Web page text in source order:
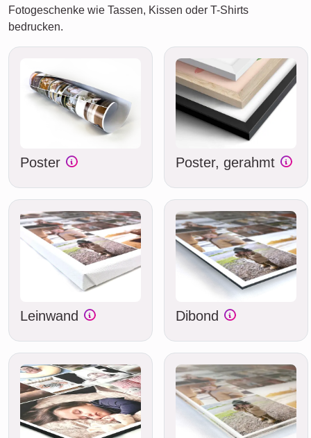
Fotogeschenke wie Tassen, Kissen oder T-Shirts
bedrucken.
Poster Poster, gerahmt
Leinwand Dibond